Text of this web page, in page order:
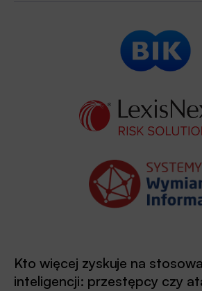
Kto więcej zyskuje na
inteligencji: przestępcy czy